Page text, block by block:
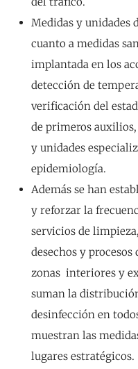
Medidas y unidades
cuanto a medidas
implantada en los
detección de
verificación del
de primeros
y unidades
epidemiología.
Además se han
y reforzar la
servicios de
desechos y
zonas interiores y
suman la
desinfección en
muestran las
lugares estratégicos.